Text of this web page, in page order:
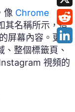
像 Chrome
其名稱所示，這
屏幕內容。更具
整個標籤頁、
視頻的